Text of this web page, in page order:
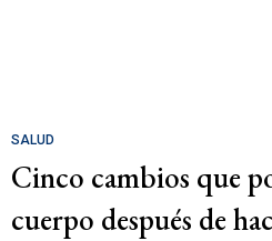
SALUD
Cinco cambios que
cuerpo después de